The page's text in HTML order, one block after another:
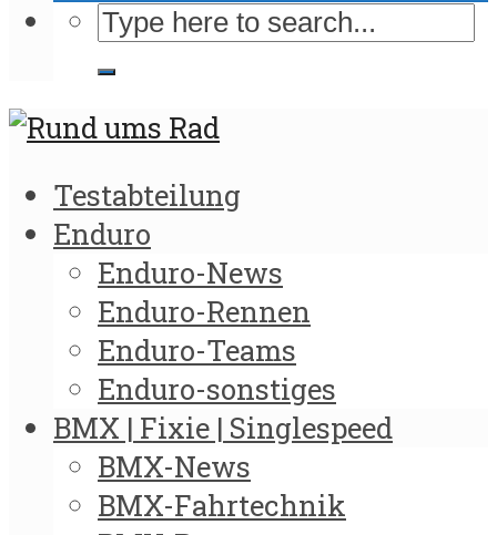
Testabteilung
Enduro
Enduro-News
Enduro-Rennen
Enduro-Teams
Enduro-sonstiges
BMX | Fixie | Singlespeed
BMX-News
BMX-Fahrtechnik